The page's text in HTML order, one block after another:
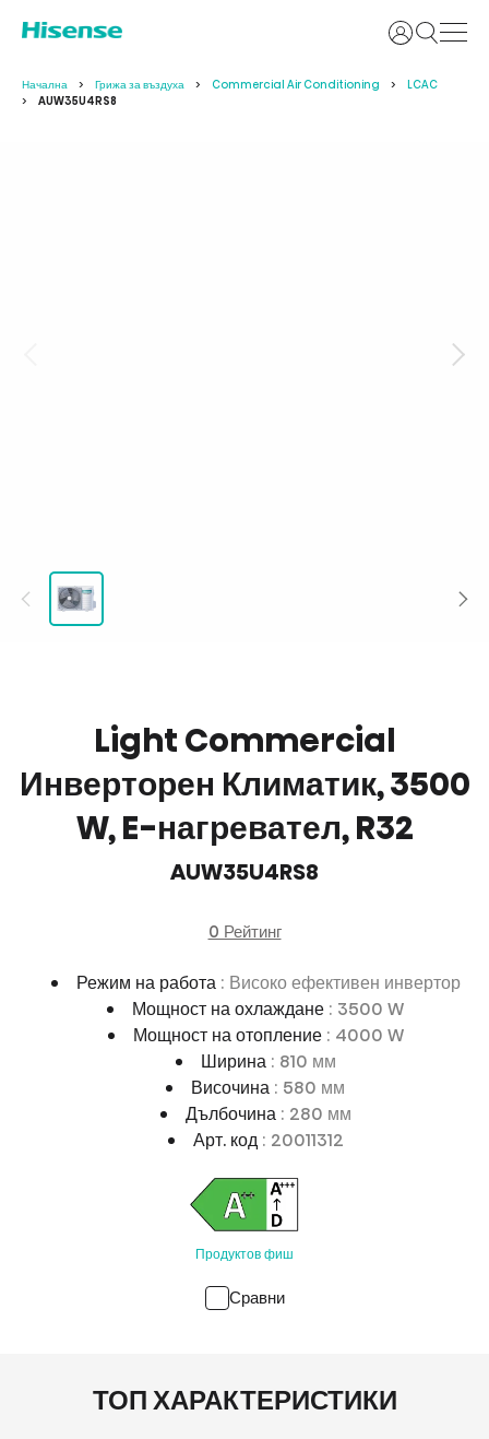
Вход
Начална Грижа за въздуха Commercial Air Conditioning
LCAC
AUW35U4RS8
Light Commercial
Инверторен Климатик, 3500
W, E-нагревател, R32
AUW35U4RS8
0 Рейтинг
Режим на работа : Високо ефективен инвертор
Мощност на охлаждане : 3500 W
Мощност на отопление : 4000 W
Ширина : 810 мм
Височина : 580 мм
Дълбочина : 280 мм
Арт. код : 20011312
Продуктов фиш
Сравни
ТОП ХАРАКТЕРИСТИКИ